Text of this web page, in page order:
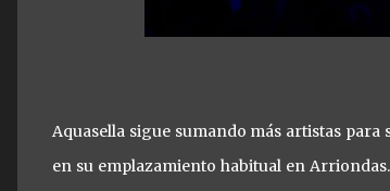
Aquasella sigue sumando más artistas
en su emplazamiento habitual en